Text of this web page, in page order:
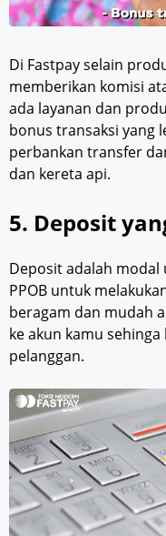
Di Fastpay selain
memberikan komisi
ada layanan dan
bonus transaksi yang
perbankan transfer
dan kereta api.
5. Deposit
Deposit adalah
PPOB untuk
beragam dan mudah
ke akun kamu
pelanggan.